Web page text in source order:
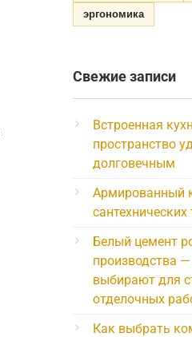
эргономика
Свежие записи
Встроенная
пространство
долговечным
Армированный
сантехнических
Белый цемент
производства —
выбирают для
отделочных
Как выбрать